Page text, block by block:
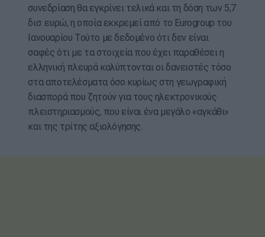
συνεδρίαση θα εγκρίνει τελικά και τη δόση των 5,7
δισ. ευρώ, η οποία εκκρεμεί από το Eurogroup του
Ιανουαρίου Τούτο με δεδομένο ότι δεν είναι
σαφές ότι με τα στοιχεία που έχει παραθέσει η
ελληνική πλευρά καλύπτονται οι δανειστές τόσο
στα αποτελέσματα όσο κυρίως στη γεωγραφική
διασπορά που ζητούν για τους ηλεκτρονικούς
πλειστηριασμούς, που είναι ένα μεγάλο «αγκάθι»
και της τρίτης αξιολόγησης.